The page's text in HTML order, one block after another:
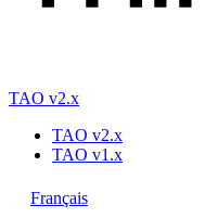
TAO v2.x
TAO v2.x
TAO v1.x
Français